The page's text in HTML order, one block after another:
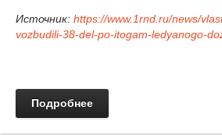
Источник: https://www.1rnd.ru/news/
vozbudili-38-del-po-itogam-ledyanogo-
Подробнее